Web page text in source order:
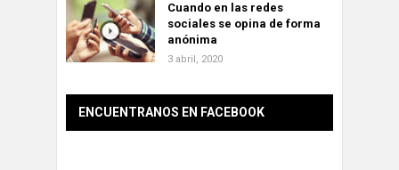
Cuando en las redes
sociales se opina de forma
anónima
3 abril, 2020
ENCUENTRANOS EN FACEBOOK